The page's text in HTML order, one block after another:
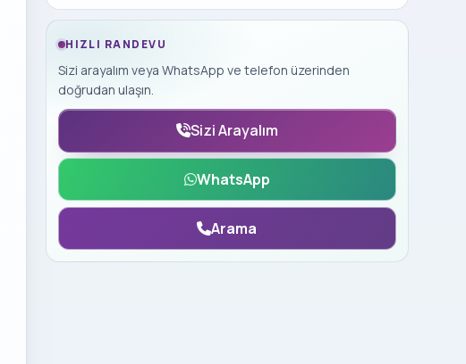
HIZLI RANDEVU
Sizi arayalım veya WhatsApp ve telefon üzerinden
doğrudan ulaşın.
Sizi Arayalım
WhatsApp
Arama